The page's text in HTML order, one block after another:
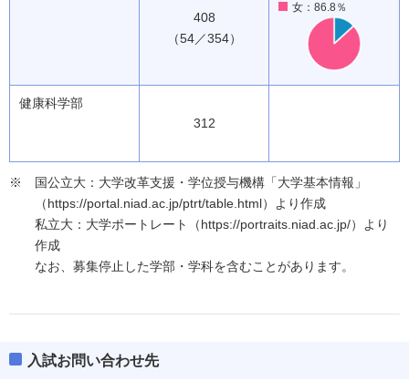
408
（54／354）
女：86.8％
健康科学部
312
国公立大：大学改革支援・学位授与機構「大学基本情報」
（https://portal.niad.ac.jp/ptrt/table.html）より作成
私立大：大学ポートレート（https://portraits.niad.ac.jp/）より
作成
なお、募集停止した学部・学科を含むことがあります。
入試お問い合わせ先